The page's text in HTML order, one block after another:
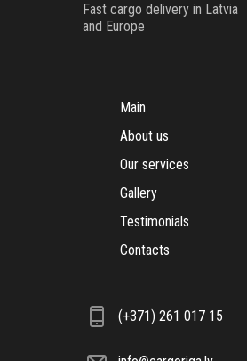
Fast cargo delivery in Latvia
and Europe
Main
About us
Our services
Gallery
Testimonials
Contacts
(+371) 261 017 15